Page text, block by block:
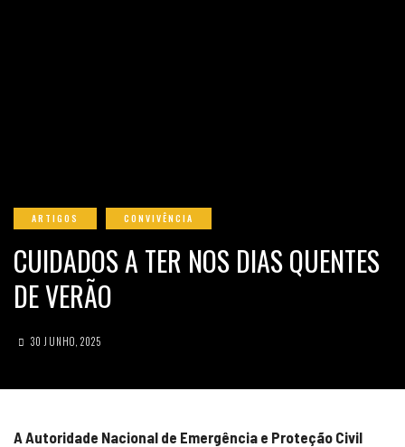
ARTIGOS CONVIVÊNCIA
CUIDADOS A TER NOS DIAS QUENTES
DE VERÃO
30 JUNHO, 2025
A Autoridade Nacional de Emergência e Proteção Civil